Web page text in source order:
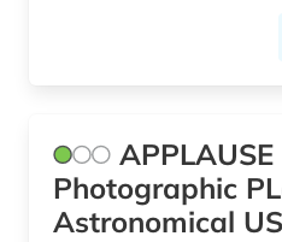
Photographic
Astronomical